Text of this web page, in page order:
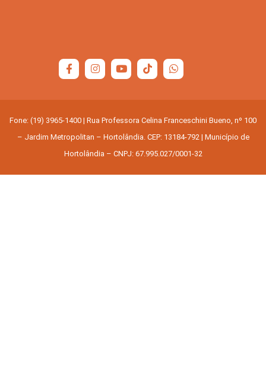
Fone: (19) 3965-1400 | Rua Professora Celina Franceschini Bueno, nº 100
– Jardim Metropolitan – Hortolândia. CEP: 13184-792 | Município de
Hortolândia – CNPJ: 67.995.027/0001-32